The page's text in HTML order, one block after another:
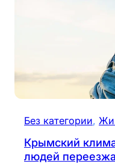
Без категории,
Крымский
людей